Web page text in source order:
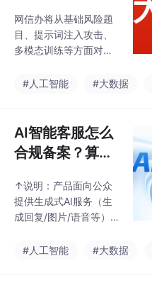
API接口不属于此类），
并面向境内公众提供服
务。■仅通过API接口调
大模型，未对模型进行
科研目的且不涉及
网信办将从基础风险题
目、提示词注入攻击、
多模态训练等方面对提
试，测试规模在几万至
网信办审核通过后会将
材料上报至中央网信
办，中央网信办对相关
核。从这个名字我们就
可以看出，大模型备案
是针对提供生成式服务
制。算力资源、训练语
#人工智能 #大数据
AI智能客服怎么
合规备案？算法
案怎么做？
↑说明：产品面向公众
提供生成式AI服务（生
成回复/图片/语音等）
三方大模型进行二开或
#人工智能 #大数据